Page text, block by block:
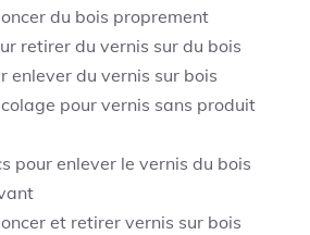
du bois proprement
retirer du vernis sur du bois
enlever du vernis sur bois
pour vernis sans produit
pour enlever le vernis du bois
et retirer vernis sur bois